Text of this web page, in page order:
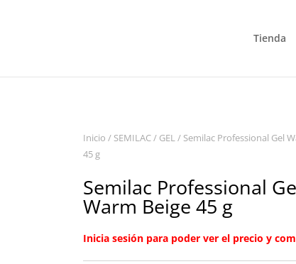
Tienda
Inicio / SEMILAC/ GEL/ Semilac Professional Gel
45 g
Semilac Professional
Warm Beige 45 g
Inicia sesión para poder ver el precio y